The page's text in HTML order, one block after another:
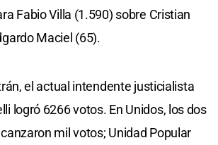
Fabio Villa (1.590) sobre Cristian
Maciel (65).
el actual intendente justicialista
logró 6266 votos. En Unidos, los dos
mil votos; Unidad Popular